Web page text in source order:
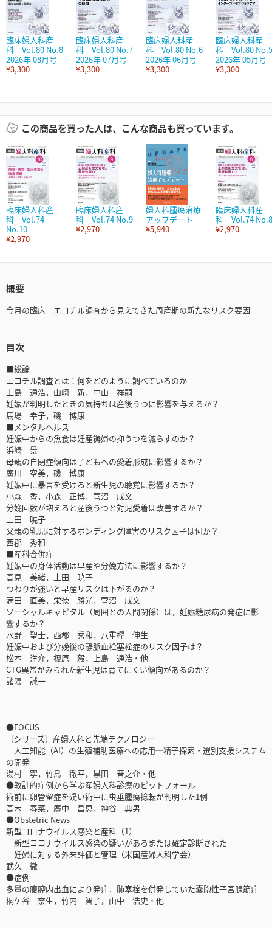
臨床婦人科産
科 Vol.80 No.8
2026年 08月号
¥3,300
臨床婦人科産
科 Vol.80 No.7
2026年 07月号
¥3,300
臨床婦人科産
科 Vol.80 No.6
2026年 06月号
¥3,300
臨床婦人科産
科 Vol.80 No.5
2026年 05月号
¥3,300
この商品を買った人は、こんな商品も買っています。
臨床婦人科産
科 Vol.74
No.10
¥2,970
臨床婦人科産
科 Vol.74 No.9
¥2,970
婦人科腫瘍治療
アップデート
¥5,940
臨床婦人科産
科 Vol.74 No.8
¥2,970
概要
今月の臨床 エコチル調査から見えてきた周産期の新たなリスク要因 -
目次
■総論
エコチル調査とは：何をどのように調べているのか
上島 通浩，山崎 新，中山 祥嗣
妊娠が判明したときの気持ちは産後うつに影響を与えるか？
馬場 幸子，磯 博康
■メンタルヘルス
妊娠中からの魚食は妊産褥婦の抑うつを減らすのか？
浜崎 景
母親の自閉症傾向は子どもへの愛着形成に影響するか？
廣川 空美，磯 博康
妊娠中に暴言を受けると新生児の聴覚に影響するか？
小森 香，小森 正博，菅沼 成文
分娩回数が増えると産後うつと対児愛着は改善するか？
土田 暁子
父親の乳児に対するボンディング障害のリスク因子は何か？
西郡 秀和
■産科合併症
妊娠中の身体活動は早産や分娩方法に影響するか？
高見 美緒，土田 暁子
つわりが強いと早産リスクは下がるのか？
満田 直美，栄徳 勝光，菅沼 成文
ソーシャルキャピタル（周囲との人間関係）は，妊娠糖尿病の発症に影
響するか？
水野 聖士，西郡 秀和，八重樫 伸生
妊娠中および分娩後の静脈血栓塞栓症のリスク因子は？
松本 洋介，榎原 毅，上島 通浩・他
CTG異常がみられた新生児は育てにくい傾向があるのか？
諸隈 誠一
●FOCUS
〔シリーズ〕産婦人科と先端テクノロジー
人工知能（AI）の生殖補助医療への応用─精子探索・選別支援システム
の開発
湯村 寧，竹島 徹平，黒田 晋之介・他
●教訓的症例から学ぶ産婦人科診療のピットフォール
術前に卵管留症を疑い術中に虫垂腫瘍捻転が判明した1例
高木 春菜，廣中 昌恵，神谷 典男
●Obstetric News
新型コロナウイルス感染と産科（1）
新型コロナウイルス感染の疑いがあるまたは確定診断された
妊婦に対する外来評価と管理（米国産婦人科学会）
武久 徹
●症例
多量の腹腔内出血により発症，肺塞栓を併発していた嚢胞性子宮腺筋症
桐ケ谷 奈生，竹内 智子，山中 浩史・他